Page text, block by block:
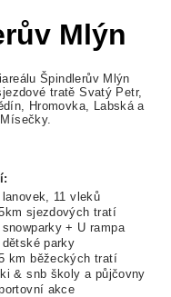
Mlýn
Špindlerův Mlýn
tratě Svatý Petr,
Hromovka, Labská a
lanovek, 11 vleků
sjezdových tratí
snowparky + U rampa
dětské parky
km běžeckých tratí
& snb školy a půjčovny
akce